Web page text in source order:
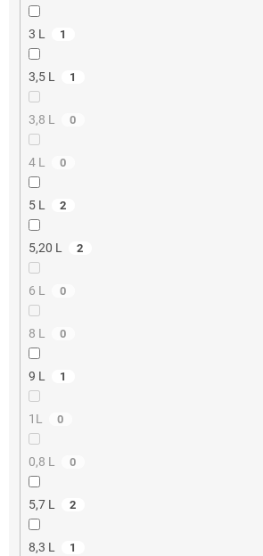
3 L 1
3,5 L 1
3,8 L 0
4 L 0
5 L 2
5,20 L 2
6 L 0
8 L 0
9 L 1
1L 0
0,8 L 0
5,7 L 2
8,3 L 1